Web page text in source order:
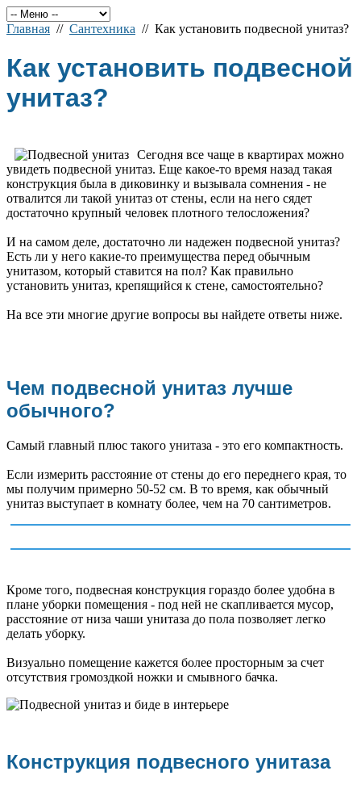
Главная // Сантехника // Как установить подвесной унитаз?
Как установить подвесной
унитаз?
Сегодня все чаще в квартирах можно
увидеть подвесной унитаз. Еще какое-то время назад такая
конструкция была в диковинку и вызывала сомнения - не
отвалится ли такой унитаз от стены, если на него сядет
достаточно крупный человек плотного телосложения?
И на самом деле, достаточно ли надежен подвесной унитаз?
Есть ли у него какие-то преимущества перед обычным
унитазом, который ставится на пол? Как правильно
установить унитаз, крепящийся к стене, самостоятельно?
На все эти многие другие вопросы вы найдете ответы ниже.
Чем подвесной унитаз лучше
обычного?
Самый главный плюс такого унитаза - это его компактность.
Если измерить расстояние от стены до его переднего края, то
мы получим примерно 50-52 см. В то время, как обычный
унитаз выступает в комнату более, чем на 70 сантиметров.
Кроме того, подвесная конструкция гораздо более удобна в
плане уборки помещения - под ней не скапливается мусор,
расстояние от низа чаши унитаза до пола позволяет легко
делать уборку.
Визуально помещение кажется более просторным за счет
отсутствия громоздкой ножки и смывного бачка.
Конструкция подвесного унитаза